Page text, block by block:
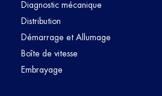
Diagnostic mécanique
Distribution
Démarrage et Allumage
Boîte de vitesse
Embrayage